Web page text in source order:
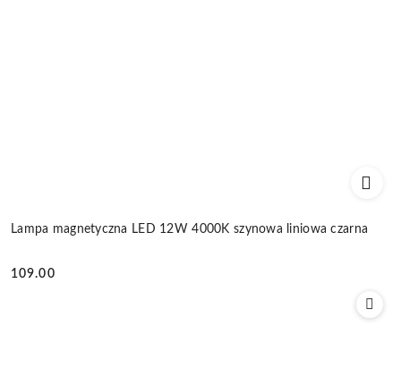
Lampa magnetyczna LED 12W 4000K szynowa liniowa czarna
109.00